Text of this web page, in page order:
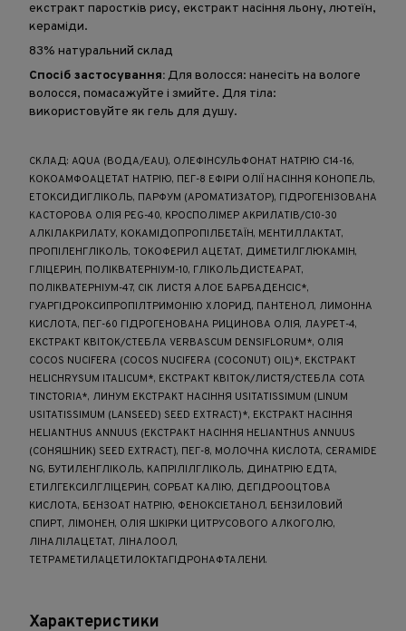
екстракт паростків рису, екстракт насіння льону, лютеїн,
кераміди.
83% натуральний склад
Спосіб застосування:Для волосся: нанесіть на вологе
волосся, помасажуйте і змийте. Для тіла:
використовуйте як гель для душу.
СКЛАД: AQUA (ВОДА/EAU), ОЛЕФІНСУЛЬФОНАТ НАТРІЮ C14-16,
КОКОАМФОАЦЕТАТ НАТРІЮ, ПЕГ-8 ЕФІРИ ОЛІЇ НАСІННЯ КОНОПЕЛЬ,
ЕТОКСИДИГЛІКОЛЬ, ПАРФУМ (АРОМАТИЗАТОР), ГІДРОГЕНІЗОВАНА
КАСТОРОВА ОЛІЯ PEG-40, КРОСПОЛІМЕР АКРИЛАТІВ/C10-30
АЛКІЛАКРИЛАТУ, КОКАМІДОПРОПІЛБЕТАЇН, МЕНТИЛЛАКТАТ,
ПРОПІЛЕНГЛІКОЛЬ, ТОКОФЕРИЛ АЦЕТАТ, ДИМЕТИЛГЛЮКАМІН,
ГЛІЦЕРИН, ПОЛІКВАТЕРНІУМ-10, ГЛІКОЛЬДИСТЕАРАТ,
ПОЛІКВАТЕРНІУМ-47, СІК ЛИСТЯ АЛОЕ БАРБАДЕНСІС*,
ГУАРГІДРОКСИПРОПІЛТРИМОНІЮ ХЛОРИД, ПАНТЕНОЛ, ЛИМОННА
КИСЛОТА, ПЕГ-60 ГІДРОГЕНОВАНА РИЦИНОВА ОЛІЯ, ЛАУРЕТ-4,
ЕКСТРАКТ КВІТОК/СТЕБЛА VERBASCUM DENSIFLORUM*, ОЛІЯ
COCOS NUCIFERA (COCOS NUCIFERA (COCONUT) OIL)*, ЕКСТРАКТ
HELICHRYSUM ITALICUM*, ЕКСТРАКТ КВІТОК/ЛИСТЯ/СТЕБЛА COTA
TINCTORIA*, ЛИНУМ ЕКСТРАКТ НАСІННЯ USITATISSIMUM (LINUM
USITATISSIMUM (LANSEED) SEED EXTRACT)*, ЕКСТРАКТ НАСІННЯ
HELIANTHUS ANNUUS (ЕКСТРАКТ НАСІННЯ HELIANTHUS ANNUUS
(СОНЯШНИК) SEED EXTRACT), ПЕГ-8, МОЛОЧНА КИСЛОТА, CERAMIDE
NG, БУТИЛЕНГЛІКОЛЬ, КАПРІЛІЛГЛІКОЛЬ, ДИНАТРІЮ ЕДТА,
ЕТИЛГЕКСИЛГЛІЦЕРИН, СОРБАТ КАЛІЮ, ДЕГІДРООЦТОВА
КИСЛОТА, БЕНЗОАТ НАТРІЮ, ФЕНОКСІЕТАНОЛ, БЕНЗИЛОВИЙ
СПИРТ, ЛІМОНЕН, ОЛІЯ ШКІРКИ ЦИТРУСОВОГО АЛКОГОЛЮ,
ЛІНАЛІЛАЦЕТАТ, ЛІНАЛООЛ,
ТЕТРАМЕТИЛАЦЕТИЛОКТАГІДРОНАФТАЛЕНИ.
Характеристики